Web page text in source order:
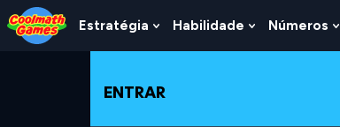
Skip
to
Top
Skip
to
Navigation
Skip
to
Main
Skip
to
Footer
para
Estratégia Show
Submenu
Estratégia
Habilidade Show
Submenu
Números
ENTRAR